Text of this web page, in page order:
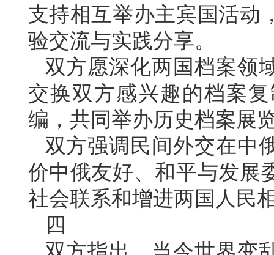
支持相互举办主宾国活动
验交流与实践分享。
双方愿深化两国档案领
交换双方感兴趣的档案
编，共同举办历史档案展
双方强调民间外交在中
价中俄友好、和平与发展
社会联系和增进两国人民
四